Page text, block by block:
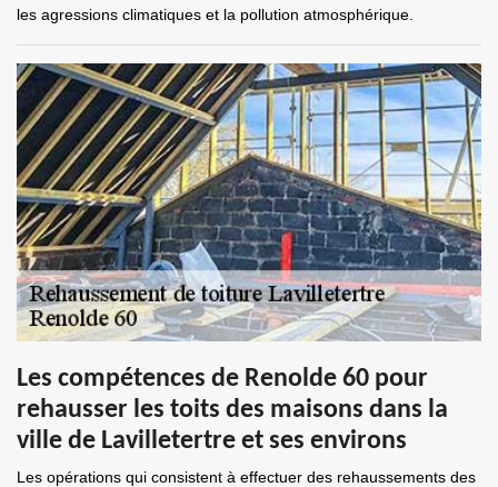
les agressions climatiques et la pollution atmosphérique.
Les compétences de Renolde 60 pour
rehausser les toits des maisons dans la
ville de Lavilletertre et ses environs
Les opérations qui consistent à effectuer des rehaussements des